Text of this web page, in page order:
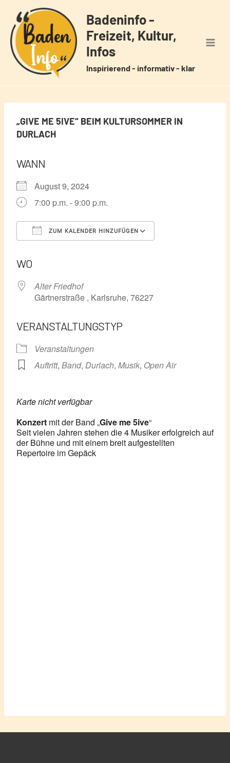
Inhalt
springen
Badeninfo -
Freizeit, Kultur,
Infos
Inspirierend - informativ - klar
„GIVE ME 5IVE“ BEIM KULTURSOMMER IN
DURLACH
WANN
August 9, 2024
7:00 p.m. - 9:00 p.m.
ZUM KALENDER HINZUFÜGEN
WO
Alter Friedhof
Gärtnerstraße , Karlsruhe, 76227
VERANSTALTUNGSTYP
Veranstaltungen
Auftritt, Band, Durlach, Musik, Open Air
Karte nicht verfügbar
Konzert mit der Band „Give me 5ive“
Seit vielen Jahren stehen die 4 Musiker erfolgreich auf
der Bühne und mit einem breit aufgestellten
Repertoire im Gepäck